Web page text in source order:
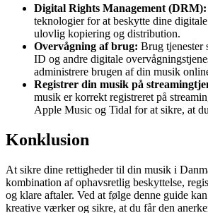
Digital Rights Management (DRM):
teknologier for at beskytte dine
ulovlig kopiering og distribution.
Overvågning af brug: Brug tjenester
ID og andre digitale
administrere brugen af din musik
Registrer din musik på
musik er korrekt registreret på
Apple Music og Tidal for at sikre, at
Konklusion
At sikre dine rettigheder til din musik i
kombination af ophavsretlig beskyttelse,
og klare aftaler. Ved at følge denne guide
kreative værker og sikre, at du får den